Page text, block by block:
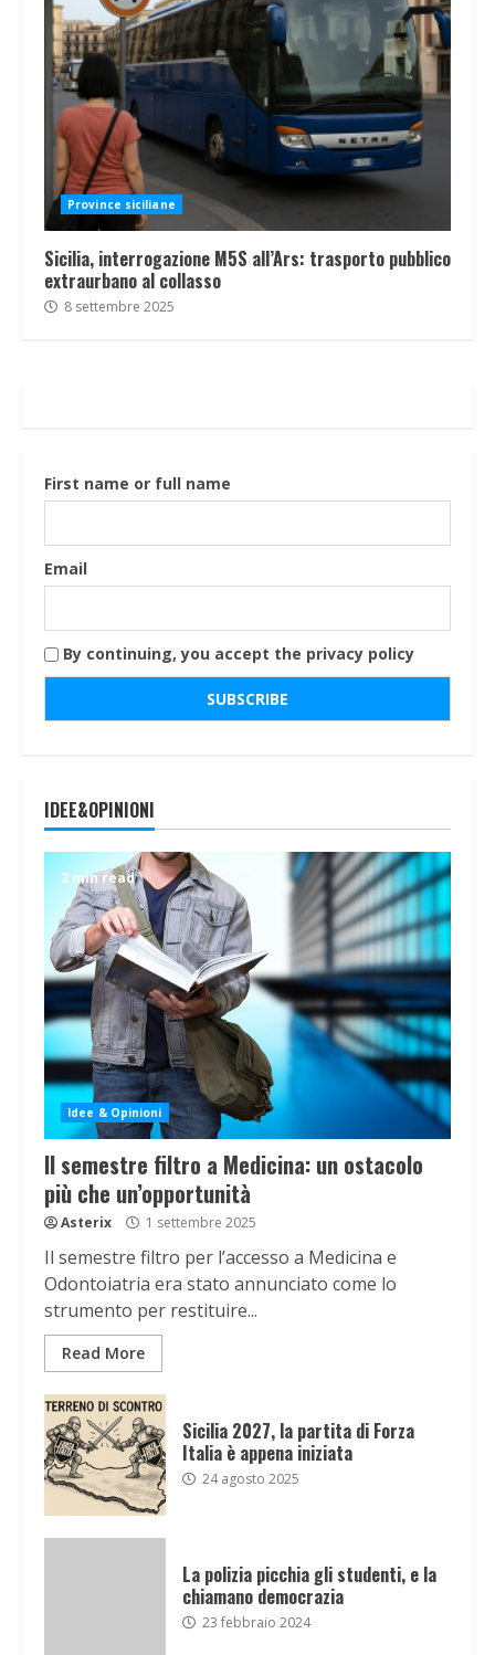
Province siciliane
Sicilia, interrogazione M5S all’Ars: trasporto pubblico
extraurbano al collasso
8 settembre 2025
First name or full name
Email
By continuing, you accept the privacy policy
IDEE&OPINIONI
2 min read
Idee & Opinioni
Il semestre filtro a Medicina: un ostacolo
più che un’opportunità
Asterix 1 settembre 2025
Il semestre filtro per l’accesso a Medicina e
Odontoiatria era stato annunciato come lo
strumento per restituire...
Read More
Sicilia 2027, la partita di Forza
Italia è appena iniziata
24 agosto 2025
La polizia picchia gli studenti, e la
chiamano democrazia
23 febbraio 2024